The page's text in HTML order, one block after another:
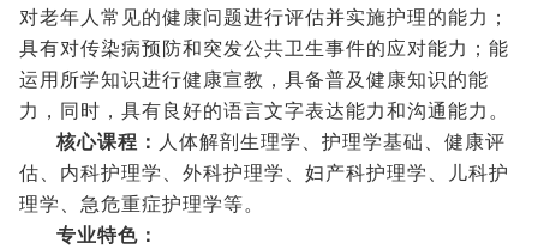
对老年人常见的健康问题进行评估并实施护理的能力；
具有对传染病预防和突发公共卫生事件的应对能力；能
运用所学知识进行健康宣教，具备普及健康知识的能
力，同时，具有良好的语言文字表达能力和沟通能力。
核心课程： 人体解剖生理学、护理学基础、健康评
估、内科护理学、外科护理学、妇产科护理学、儿科护
理学、急危重症护理学等。
专业特色：